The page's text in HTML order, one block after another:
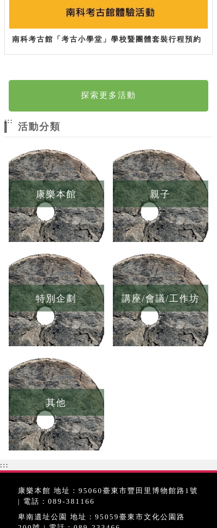
南科考古館「考古小學堂」學校暨團體套裝行程預約
探索更多活動
:::
活動分類
康樂本館 親子
特別企劃 講座/會議/工作坊
其他
:::
康樂本館 地址：95060臺東市豐田里博物館路1號
| 電話：089-381166
卑南遺址公園 地址：95059臺東市文化公園路